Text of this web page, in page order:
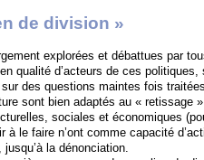
de division »
explorées et débattues par
qualité d’acteurs de ces
des questions maintes fois
sont bien adaptés au « retissage
sociales et économiques
à le faire n’ont comme capacité
la dénonciation.